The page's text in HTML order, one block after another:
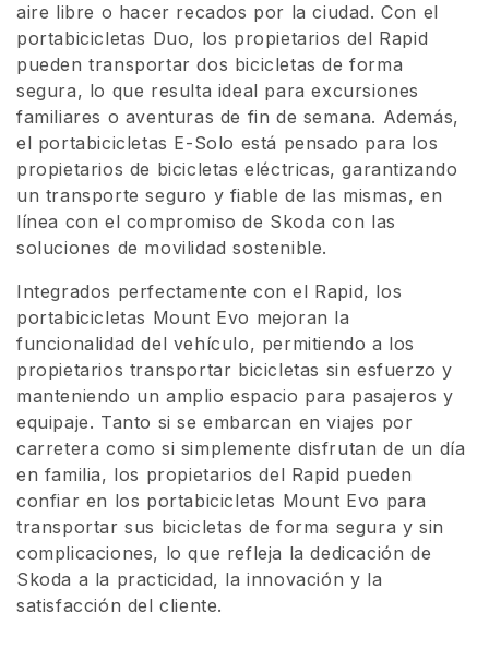
ó
n
:
aire libre o hacer recados por la ciudad. Con el
portabicicletas Duo, los propietarios del Rapid
pueden transportar dos bicicletas de forma
segura, lo que resulta ideal para excursiones
familiares o aventuras de fin de semana. Además,
el portabicicletas E-Solo está pensado para los
propietarios de bicicletas eléctricas, garantizando
un transporte seguro y fiable de las mismas, en
línea con el compromiso de Skoda con las
soluciones de movilidad sostenible.
Integrados perfectamente con el Rapid, los
portabicicletas Mount Evo mejoran la
funcionalidad del vehículo, permitiendo a los
propietarios transportar bicicletas sin esfuerzo y
manteniendo un amplio espacio para pasajeros y
equipaje. Tanto si se embarcan en viajes por
carretera como si simplemente disfrutan de un día
en familia, los propietarios del Rapid pueden
confiar en los portabicicletas Mount Evo para
transportar sus bicicletas de forma segura y sin
complicaciones, lo que refleja la dedicación de
Skoda a la practicidad, la innovación y la
satisfacción del cliente.